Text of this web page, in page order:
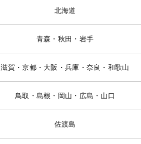
北海道
青森・秋田・岩手
滋賀・京都・大阪・兵庫・奈良・和歌山
鳥取・島根・岡山・広島・山口
佐渡島